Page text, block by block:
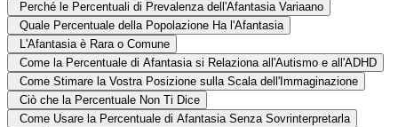
Perché le Percentuali di Prevalenza dell'Afantasia Variaano
Quale Percentuale della Popolazione Ha l'Afantasia
L'Afantasia è Rara o Comune
Come la Percentuale di Afantasia si Relaziona all'Autismo e all'ADHD
Come Stimare la Vostra Posizione sulla Scala dell'Immaginazione
Ciò che la Percentuale Non Ti Dice
Come Usare la Percentuale di Afantasia Senza Sovrinterpretarla